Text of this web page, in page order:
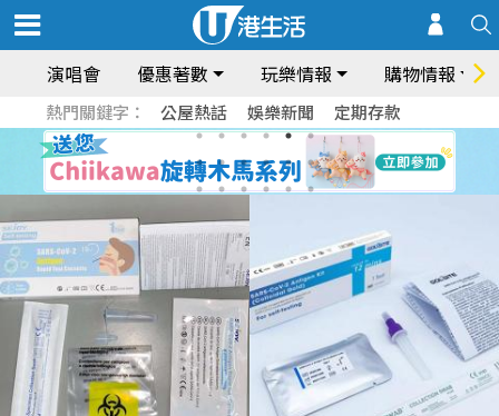
演唱會 優惠著數 玩樂情報 購物情報
熱門關鍵字： 公屋熱話 娛樂新聞 定期存款